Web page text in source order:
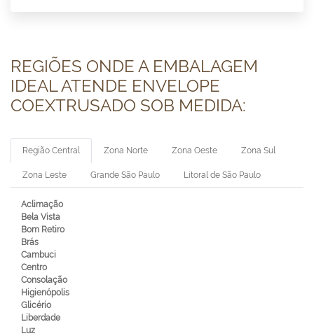
REGIÕES ONDE A EMBALAGEM
IDEAL ATENDE ENVELOPE
COEXTRUSADO SOB MEDIDA:
Região Central Zona Norte Zona Oeste Zona Sul
Zona Leste Grande São Paulo Litoral de São Paulo
Aclimação
Bela Vista
Bom Retiro
Brás
Cambuci
Centro
Consolação
Higienópolis
Glicério
Liberdade
Luz